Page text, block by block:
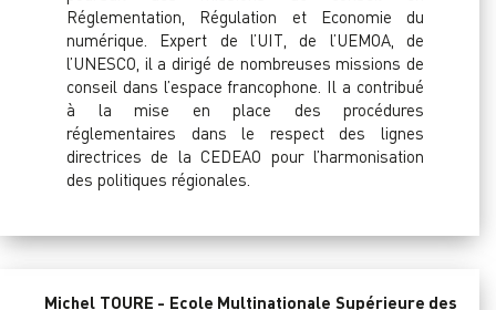
Réglementation, Régulation et Economie du
numérique. Expert de l’UIT, de l’UEMOA, de
l’UNESCO, il a dirigé de nombreuses missions de
conseil dans l’espace francophone. Il a contribué
à la mise en place des procédures
réglementaires dans le respect des lignes
directrices de la CEDEAO pour l’harmonisation
des politiques régionales.
Michel TOURE - Ecole Multinationale Supérieure des